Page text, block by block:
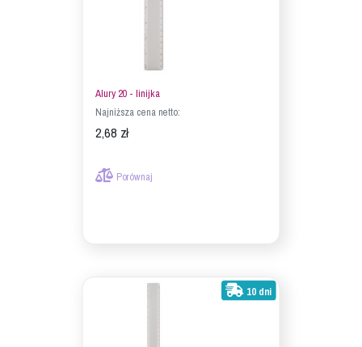
Alury 20 - linijka
Najniższa cena netto:
2,68 zł
Porównaj
10 dni